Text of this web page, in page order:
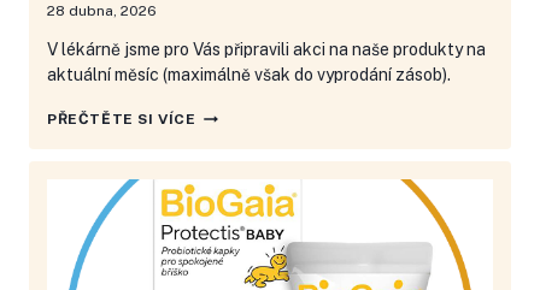
28 dubna, 2026
V lékárně jsme pro Vás připravili akci na naše produkty na
aktuální měsíc (maximálně však do vyprodání zásob).
PŘEČTĚTE SI VÍCE AKCE
2026
NEBO
DO
VYPRODÁNÍ
ZÁSOB